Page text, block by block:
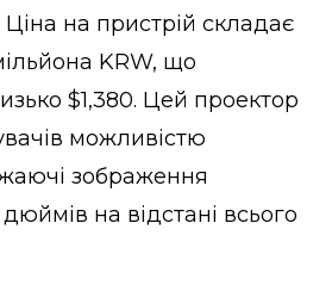
Ціна на пристрій складає
KRW, що
$1,380. Цей проектор
можливістю
зображення
на відстані всього